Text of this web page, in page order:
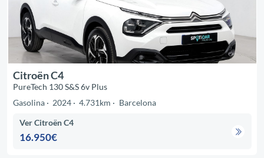
Citroën C4
PureTech 130 S&S 6v Plus
Gasolina
2024 4.731km Barcelona
Ver Citroën C4
16.950€